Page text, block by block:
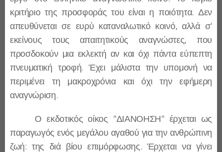
κριτήριο της προσφοράς του είναι η ποιότητα. Δεν
απευθύνεται σε ευρύ καταναλωτικό κοινό, αλλά σ'
εκείνους τους απαιτητικούς αναγνώστες, που
προσδοκούν μια εκλεκτή αν και όχι πάντα εύπεπτη
πνευματική τροφή. Έχει μάλιστα την υπομονή να
περιμένει τη μακροχρόνια και όχι την εφήμερη
αναγνώριση.
Ο εκδοτικός οίκος "ΔΙΑΝΟΗΣΗ" έρχεται ως
παραγωγός ενός μεγάλου αγαθού για την ανθρώπινη
ζωή: της διά βίου επιμόρφωσης. Έρχεται να γίνει